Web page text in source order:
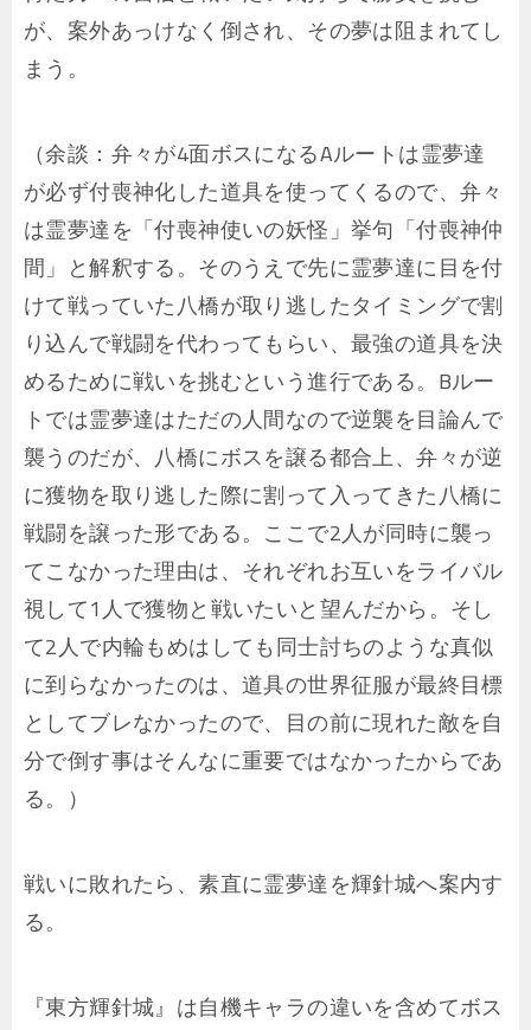
が、案外あっけなく倒され、その夢は阻まれてし
まう。
（余談：弁々が4面ボスになるAルートは霊夢達
が必ず付喪神化した道具を使ってくるので、弁々
は霊夢達を「付喪神使いの妖怪」挙句「付喪神仲
間」と解釈する。そのうえで先に霊夢達に目を付
けて戦っていた八橋が取り逃したタイミングで割
り込んで戦闘を代わってもらい、最強の道具を決
めるために戦いを挑むという進行である。Bルー
トでは霊夢達はただの人間なので逆襲を目論んで
襲うのだが、八橋にボスを譲る都合上、弁々が逆
に獲物を取り逃した際に割って入ってきた八橋に
戦闘を譲った形である。ここで2人が同時に襲っ
てこなかった理由は、それぞれお互いをライバル
視して1人で獲物と戦いたいと望んだから。そし
て2人で内輪もめはしても同士討ちのような真似
に到らなかったのは、道具の世界征服が最終目標
としてブレなかったので、目の前に現れた敵を自
分で倒す事はそんなに重要ではなかったからであ
る。）
戦いに敗れたら、素直に霊夢達を輝針城へ案内す
る。
『東方輝針城』は自機キャラの違いを含めてボス